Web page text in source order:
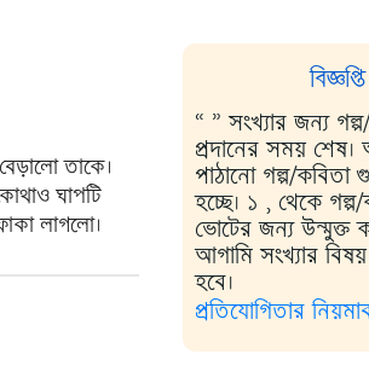
তাকে।
ঘাপটি
লাগলো।
বিজ্ঞপ্তি
“ ” সংখ্যার জন্য
প্রদানের সময়
পাঠানো গল্প/কবিতা
হচ্ছে। ১ , থেকে
ভোটের জন্য উন্মুক্ত
আগামি সংখ্যার বিষয়
হবে।
প্রতিযোগিতার